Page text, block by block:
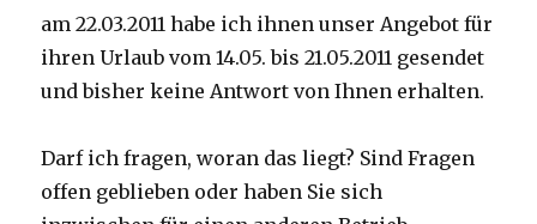
am 22.03.2011 habe ich ihnen unser Angebot für
ihren Urlaub vom 14.05. bis 21.05.2011 gesendet
und bisher keine Antwort von Ihnen erhalten.
Darf ich fragen, woran das liegt? Sind Fragen
offen geblieben oder haben Sie sich